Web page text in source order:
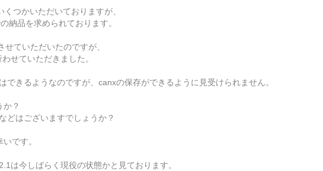
つかいただいておりますが、
納品を求められております。
ていただいたのですが、
せていただきました。
できるようなのですが、canxの保存ができるように見受けられません。
？
どはございますでしょうか？
です。
は今しばらく現役の状態かと見ております。